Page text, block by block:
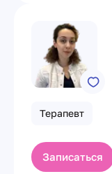
Терапевт
Записаться